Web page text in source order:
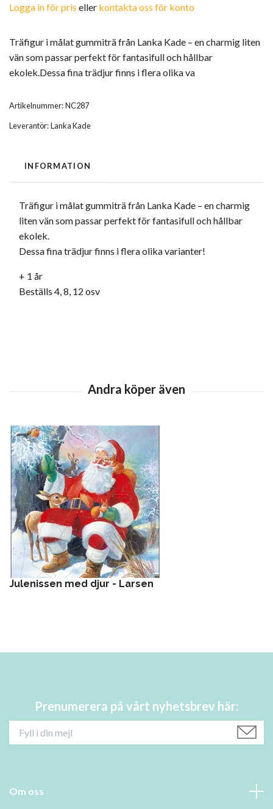
Logga in för pris eller kontakta oss för konto
Träfigur i målat gummiträ från Lanka Kade – en charmig liten
vän som passar perfekt för fantasifull och hållbar
ekolek.Dessa fina trädjur finns i flera olika va
Artikelnummer:NC287
Leverantör:Lanka Kade
INFORMATION
Träfigur i målat gummiträ från Lanka Kade – en charmig
liten vän som passar perfekt för fantasifull och hållbar
ekolek.
Dessa fina trädjur finns i flera olika varianter!
+ 1 år
Beställs 4, 8, 12 osv
Julenissen med djur - Larsen
Prenumerera på vårt nyhetsbrev här:
Om oss